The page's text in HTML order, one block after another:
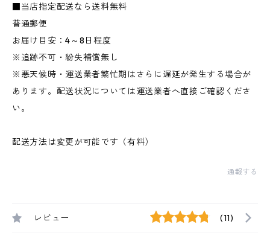
■当店指定配送なら送料無料
普通郵便
お届け目安：4～8日程度
※追跡不可・紛失補償無し
※悪天候時・運送業者繁忙期はさらに遅延が発生する場合が
あります。配送状況については運送業者へ直接ご確認くださ
い。
配送方法は変更が可能です（有料）
通報する
レビュー (11)